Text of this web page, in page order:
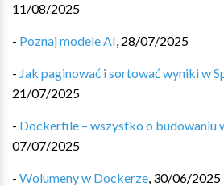
11/08/2025
- Poznaj modele AI, 28/07/2025
- Jak paginować i sortować wyniki w
21/07/2025
- Dockerfile – wszystko o budowaniu
07/07/2025
- Wolumeny w Dockerze, 30/06/2025